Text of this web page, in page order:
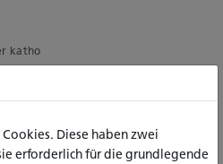
katho
Diese haben zwei
erforderlich für die grundlegende